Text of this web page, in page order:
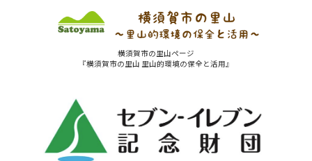
横須賀市の里山ページ
『横須賀市の里山 里山的環境の保全と活用』